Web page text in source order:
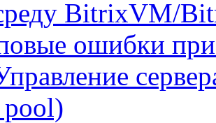
BitrixVM/
ошибки при
pool)